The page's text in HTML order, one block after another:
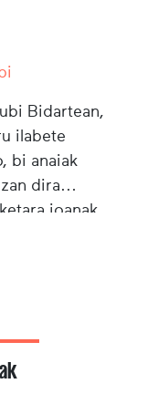
Bidartean,
ilabete
bi anaiak
dira
joanak
sos